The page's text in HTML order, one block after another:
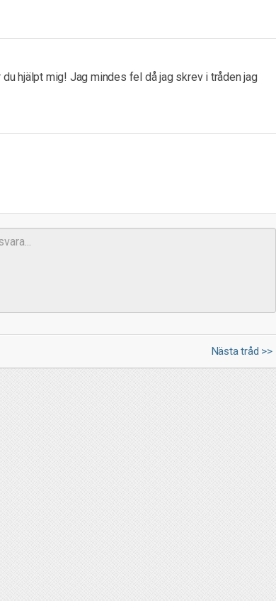
du hjälpt mig! Jag mindes fel då jag skrev i tråden jag
Nästa tråd >>